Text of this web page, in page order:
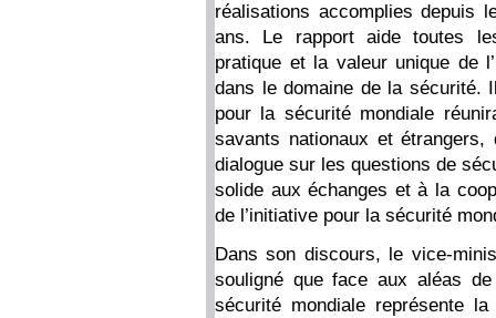
réalisations accomplies depuis
ans. Le rapport aide toutes
pratique et la valeur unique de
dans le domaine de la sécurité.
pour la sécurité mondiale
savants nationaux et étrangers,
dialogue sur les questions de
solide aux échanges et à la
de l’initiative pour la sécurité
Dans son discours, le vice-
souligné que face aux aléas
sécurité mondiale représente